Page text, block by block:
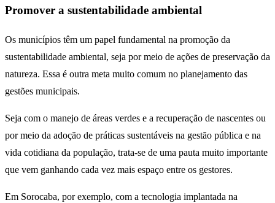
Promover a sustentabilidade ambiental
Os municípios têm um papel fundamental na promoção da
sustentabilidade ambiental, seja por meio de ações de preservação da
natureza. Essa é outra meta muito comum no planejamento das
gestões municipais.
Seja com o manejo de áreas verdes e a recuperação de nascentes ou
por meio da adoção de práticas sustentáveis na gestão pública e na
vida cotidiana da população, trata-se de uma pauta muito importante
que vem ganhando cada vez mais espaço entre os gestores.
Em Sorocaba, por exemplo, com a tecnologia implantada na